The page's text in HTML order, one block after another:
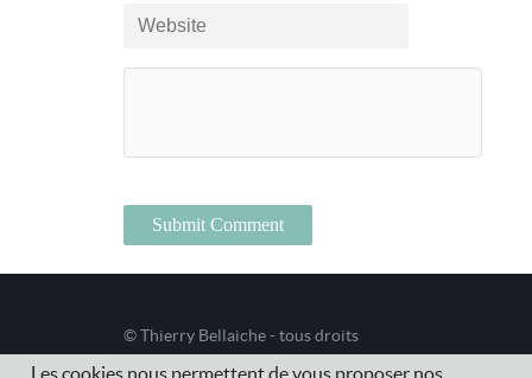
© Thierry Bellaiche - tous droits
Les cookies nous permettent de vous proposer nos